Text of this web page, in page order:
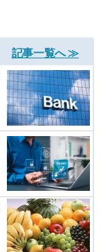
記事一覧へ ≫